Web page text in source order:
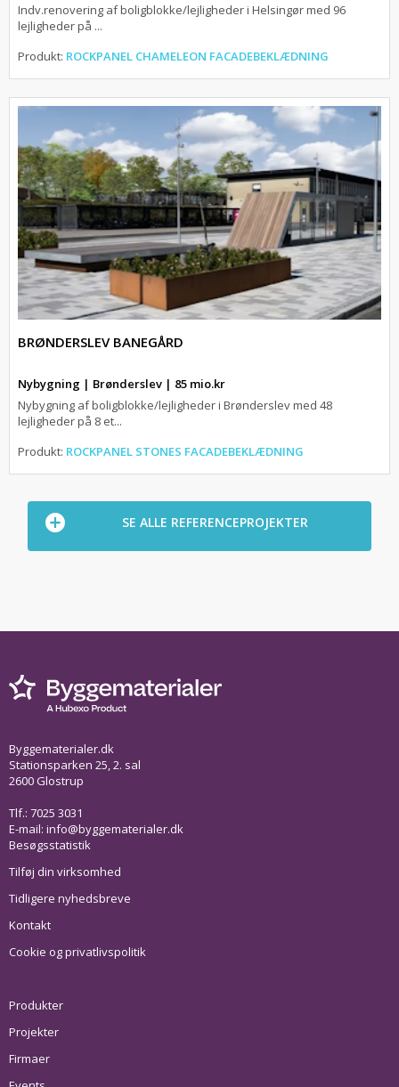
Indv.renovering af boligblokke/lejligheder i Helsingør med 96
lejligheder på ...
Produkt: ROCKPANEL CHAMELEON FACADEBEKLÆDNING
BRØNDERSLEV BANEGÅRD
Nybygning | Brønderslev | 85 mio.kr
Nybygning af boligblokke/lejligheder i Brønderslev med 48
lejligheder på 8 et...
Produkt: ROCKPANEL STONES FACADEBEKLÆDNING
SE ALLE REFERENCEPROJEKTER
Byggematerialer.dk
Stationsparken 25, 2. sal
2600 Glostrup
Tlf.: 7025 3031
E-mail: info@byggematerialer.dk
Besøgsstatistik
Tilføj din virksomhed
Tidligere nyhedsbreve
Kontakt
Cookie og privatlivspolitik
Produkter
Projekter
Firmaer